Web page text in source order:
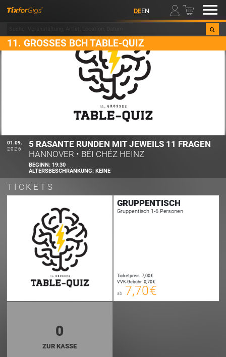
DEEN 00
11. GROSSES BCH TABLE-QUIZ
01.09.
2026
5 RASANTE RUNDEN MIT JEWEILS 11 FRAGEN
HANNOVER • BÉI CHÉZ HEINZ
BEGINN: 19:30
ALTERSBESCHRÄNKUNG:KEINE
TICKETS
GRUPPENTISCH
Gruppentisch 1-6 Personen
Ticketpreis 7,00 €
VVK-Gebühr 0,70 €
ab 7,70 €
00
0
ZUR KASSE